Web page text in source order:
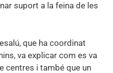
suport a la feina de les
que ha coordinat
va explicar com es va
centres i també que un